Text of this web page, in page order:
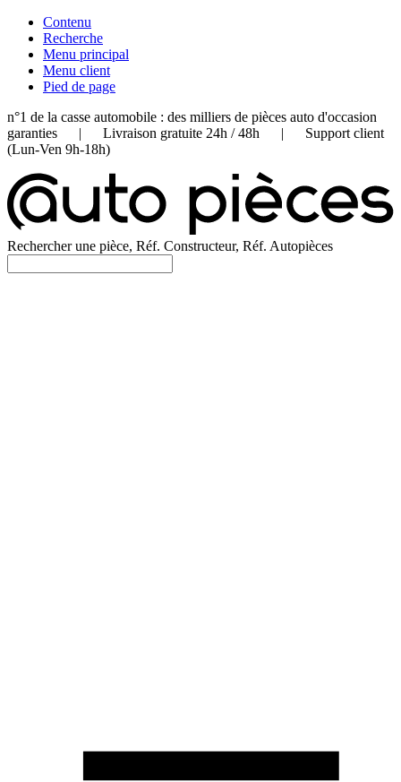
Contenu
Recherche
Menu principal
Menu client
Pied de page
n°1 de la casse automobile : des milliers de pièces auto d'occasion
garanties | Livraison gratuite 24h / 48h | Support client
(Lun-Ven 9h-18h)
Rechercher une pièce, Réf. Constructeur, Réf. Autopièces